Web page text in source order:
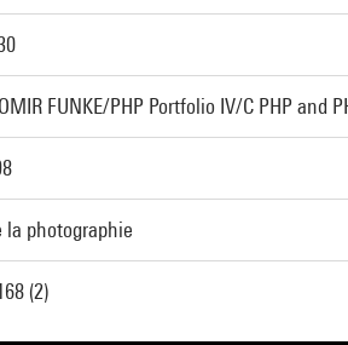
FUNKE/PHP Portfolio IV/C PHP
la photographie
(2)